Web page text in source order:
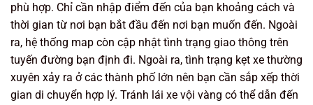
phù hợp. Chỉ cần nhập điểm đến của bạn khoảng cách và
thời gian từ nơi bạn bắt đầu đến nơi bạn muốn đến. Ngoài
ra, hệ thống map còn cập nhật tình trạng giao thông trên
tuyến đường bạn định đi. Ngoài ra, tình trạng kẹt xe thường
xuyên xảy ra ở các thành phố lớn nên bạn cần sắp xếp thời
gian di chuyển hợp lý. Tránh lái xe vội vàng có thể dẫn đến